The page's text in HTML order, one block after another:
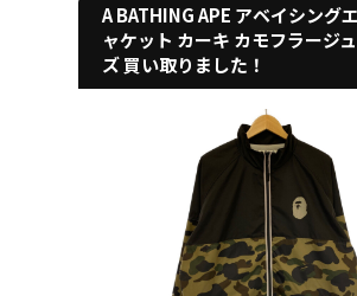
A BATHING APE アベイシング
ャケット カーキ カモフラージ
ズ 買い取りました！